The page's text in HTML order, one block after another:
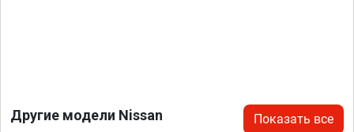
Другие модели Nissan Показать все